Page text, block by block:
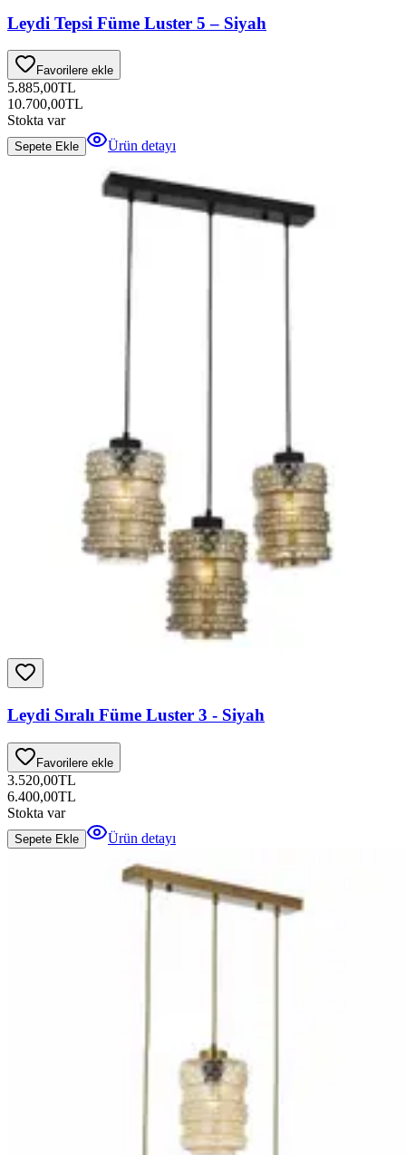
Leydi Tepsi Füme Luster 5 – Siyah
Favorilere ekle
5.885,00TL
10.700,00TL
Stokta var
Sepete Ekle Ürün detayı
Leydi Sıralı Füme Luster 3 - Siyah
Favorilere ekle
3.520,00TL
6.400,00TL
Stokta var
Sepete Ekle Ürün detayı